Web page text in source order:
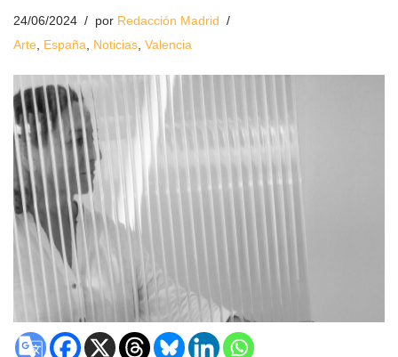
24/06/2024 por Redacción Madrid
Arte España Noticias Valencia